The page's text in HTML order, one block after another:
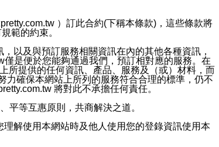
子郵件所指示之方法、說明或功能連結，隨時
通知型訊息。
）訂此合約(下稱本條款)，這些條款將
範的約束。
以及與預訂服務相關資訊在內的其他各種資訊，
是便於您能夠通過我們，預訂相對應的服務。在
所提供的任何資訊、產品、服務及（或）材料，而
力確保本網站上所列的服務符合合理的標準，仍不
將對此不承擔任何責任。
平等互惠原則，共商解決之道。
解使用本網站時及他人使用您的登錄資訊使用本